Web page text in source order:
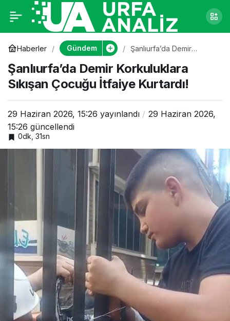
Haberler Gündem
Şanlıurfa’da Demir
Çocuğu İtfaiye Kurtardı!
Şanlıurfa’da Demir Korkuluklara
Sıkışan Çocuğu İtfaiye Kurtardı!
29 Haziran 2026, 15:26 yayınlandı
29 Haziran 2026,
15:26 güncellendi
0dk, 31sn
Şanlıurfa’da Demir
Korkuluklara Sıkışan
Çocuğu İtfaiye
Kurtardı!
0